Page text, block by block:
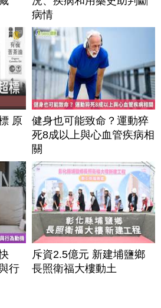
病情
原
健身也可能致命？運動猝
死8成以上與心血管疾病相
關
行
斥資2.5億元 新建埔鹽鄉
長照衛福大樓動土